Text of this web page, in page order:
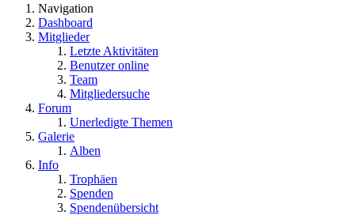
Navigation
Dashboard
Mitglieder
Letzte Aktivitäten
Benutzer online
Team
Mitgliedersuche
Forum
Unerledigte Themen
Galerie
Alben
Info
Trophäen
Spenden
Spendenübersicht